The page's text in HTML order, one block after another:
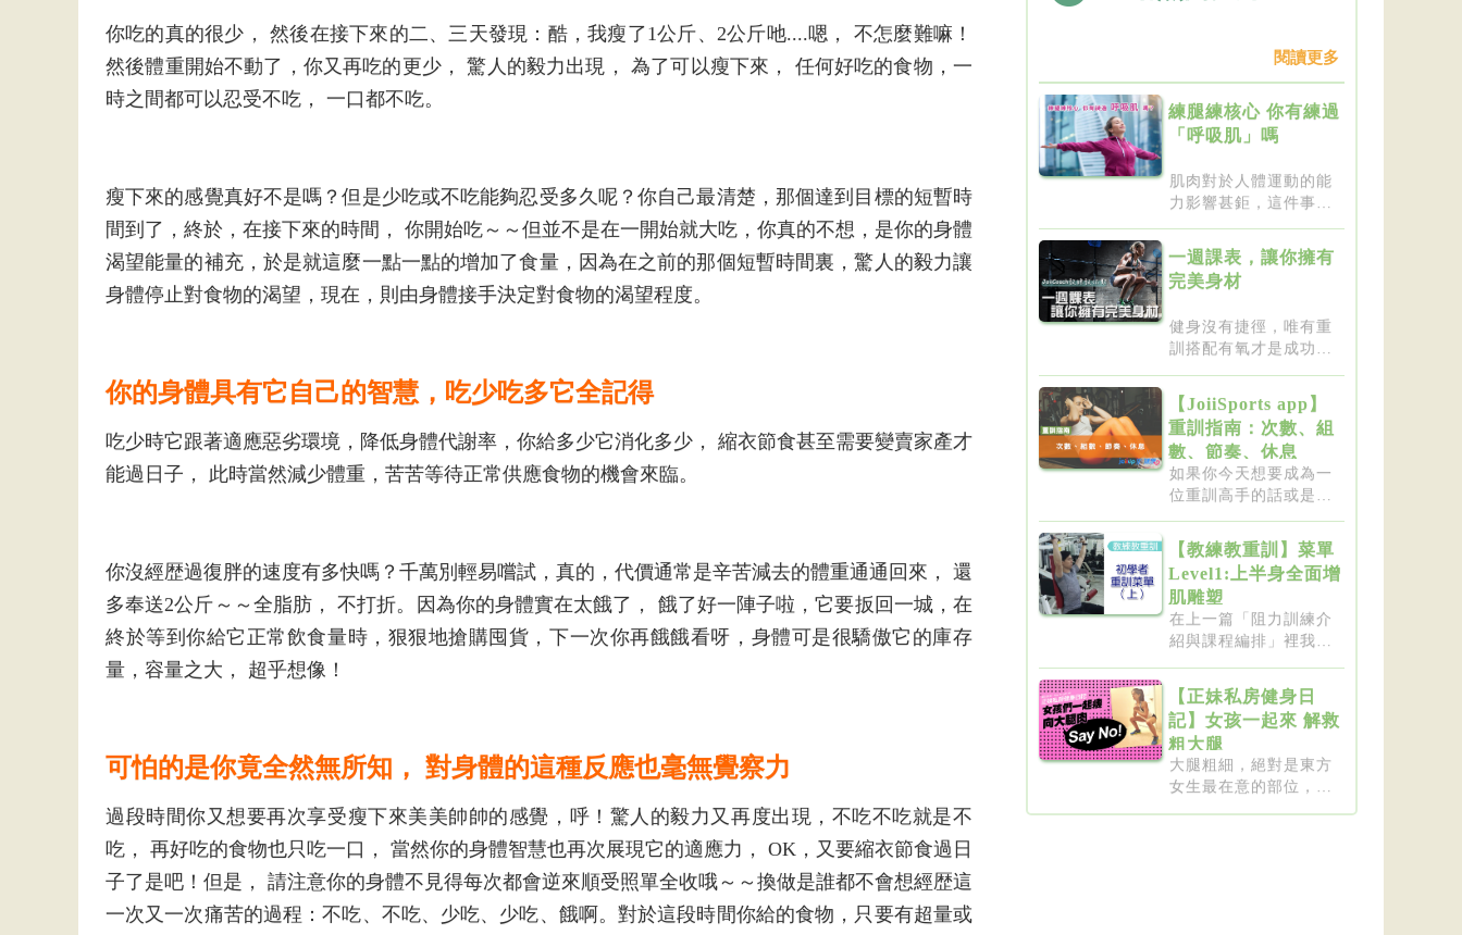
你吃的真的很少， 然後在接下來的二、三天發現：酷，我瘦了1公斤、2公斤吔....嗯， 不怎麼難嘛！
然後體重開始不動了，你又再吃的更少， 驚人的毅力出現， 為了可以瘦下來， 任何好吃的食物，一
時之間都可以忍受不吃， 一口都不吃。
瘦下來的感覺真好不是嗎？但是少吃或不吃能夠忍受多久呢？你自己最清楚，那個達到目標的短暫時
間到了，終於，在接下來的時間， 你開始吃～～但並不是在一開始就大吃，你真的不想，是你的身體
渴望能量的補充，於是就這麼一點一點的增加了食量，因為在之前的那個短暫時間裏，驚人的毅力讓
身體停止對食物的渴望，現在，則由身體接手決定對食物的渴望程度。
你的身體具有它自己的智慧，吃少吃多它全記得
吃少時它跟著適應惡劣環境，降低身體代謝率，你給多少它消化多少， 縮衣節食甚至需要變賣家產才
能過日子， 此時當然減少體重，苦苦等待正常供應食物的機會來臨。
你沒經歴過復胖的速度有多快嗎？千萬別輕易嚐試，真的，代價通常是辛苦減去的體重通通回來， 還
多奉送2公斤～～全脂肪， 不打折。因為你的身體實在太餓了， 餓了好一陣子啦，它要扳回一城，在
終於等到你給它正常飲食量時，狠狠地搶購囤貨，下一次你再餓餓看呀，身體可是很驕傲它的庫存
量，容量之大， 超乎想像！
可怕的是你竟全然無所知， 對身體的這種反應也毫無覺察力
過段時間你又想要再次享受瘦下來美美帥帥的感覺，呼！驚人的毅力又再度出現，不吃不吃就是不
吃， 再好吃的食物也只吃一口， 當然你的身體智慧也再次展現它的適應力， OK，又要縮衣節食過日
子了是吧！但是， 請注意你的身體不見得每次都會逆來順受照單全收哦～～換做是誰都不會想經歴這
一次又一次痛苦的過程：不吃、不吃、少吃、少吃、餓啊。對於這段時間你給的食物，只要有超量或
閱讀更多
練腿練核心 你有練過
「呼吸肌」嗎
肌肉對於人體運動的能
力影響甚鉅，這件事一
一週課表，讓你擁有
完美身材
健身沒有捷徑，唯有重
訓搭配有氧才是成功的
【JoiiSports app】
重訓指南：次數、組
數、節奏、休息
如果你今天想要成為一
位重訓高手的話或是想
【教練教重訓】菜單
Level1:上半身全面增
肌雕塑
在上一篇「阻力訓練介
紹與課程編排」裡我們
【正妹私房健身日
記】女孩一起來 解救
粗大腿
大腿粗細，絕對是東方
女生最在意的部位，彷